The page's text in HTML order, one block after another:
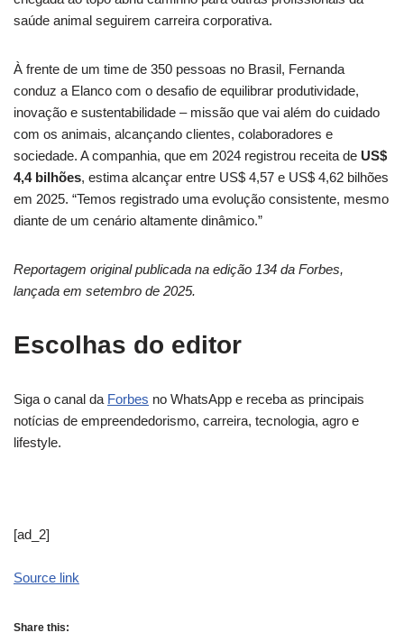
saúde animal seguirem carreira corporativa.
À frente de um time de 350 pessoas no Brasil, Fernanda
conduz a Elanco com o desafio de equilibrar produtividade,
inovação e sustentabilidade – missão que vai além do cuidado
com os animais, alcançando clientes, colaboradores e
sociedade. A companhia, que em 2024 registrou receita de US$
4,4 bilhões, estima alcançar entre US$ 4,57 e US$ 4,62 bilhões
em 2025. “Temos registrado uma evolução consistente, mesmo
diante de um cenário altamente dinâmico.”
Reportagem original publicada na edição 134 da Forbes,
lançada em setembro de 2025.
Escolhas do editor
Siga o canal da Forbes no WhatsApp e receba as principais
notícias de empreendedorismo, carreira, tecnologia, agro e
lifestyle.
[ad_2]
Source link
Share this: